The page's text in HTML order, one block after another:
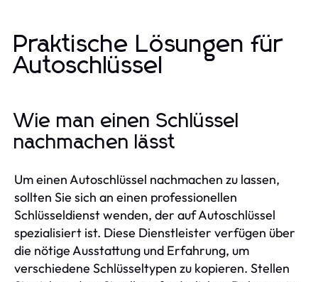
Praktische Lösungen für
Autoschlüssel
Wie man einen Schlüssel
nachmachen lässt
Um einen Autoschlüssel nachmachen zu lassen,
sollten Sie sich an einen professionellen
Schlüsseldienst wenden, der auf Autoschlüssel
spezialisiert ist. Diese Dienstleister verfügen über
die nötige Ausstattung und Erfahrung, um
verschiedene Schlüsseltypen zu kopieren. Stellen